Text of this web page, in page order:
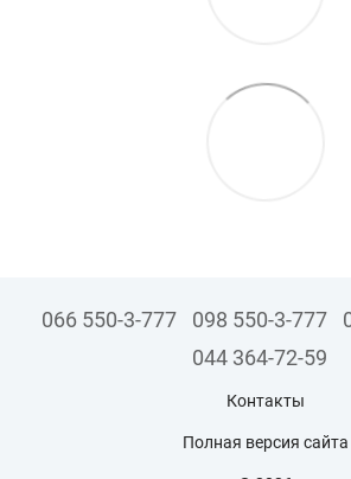
066 550-3-777 098 550-3-777
044 364-72-59
Контакты
Полная версия сайта